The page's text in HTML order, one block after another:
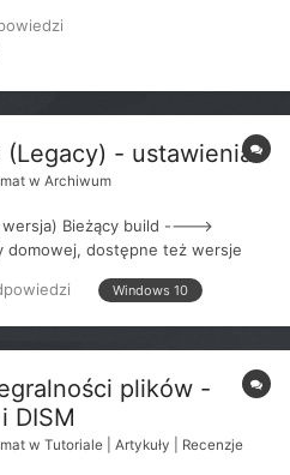
(np. MSDN) i wersji typu
niemodyfikowany obraz...
(Legacy) - ustawienia
w Archiwum
Bieżący build ---->
domowej, dostępne też wersje
----> składnik
Windows 10
plików -
DISM
w Tutoriale | Artykuły | Recenzje